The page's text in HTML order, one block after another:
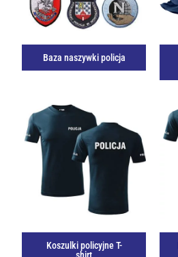
Baza naszywki policja
Koszulki policyjne T-